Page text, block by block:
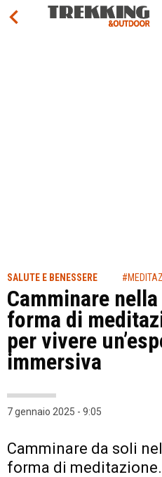
SALUTE E BENESSERE
Camminare
forma di
per vivere
immersiva
7 gennaio 2025 - 9:05
Camminare da soli
forma di